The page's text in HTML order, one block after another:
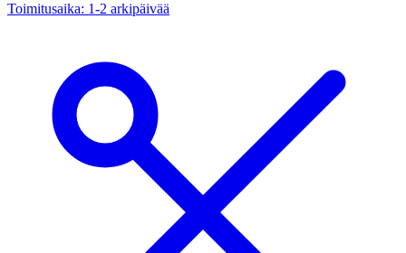
Toimitusaika: 1-2 arkipäivää